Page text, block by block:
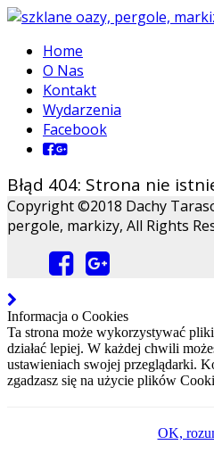
Home
O Nas
Kontakt
Wydarzenia
Facebook
Błąd 404: Strona nie
Copyright ©2018 Dachy
pergole, markizy, All Rights
Informacja o Cookies
Ta strona może wykorzystywać
działać lepiej. W każdej chwili
ustawieniach swojej przeglądarki.
zgadzasz się na użycie plików
OK,